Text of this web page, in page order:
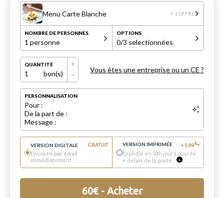
Menu Carte Blanche + 1 OFFRE
NOMBRE DE PERSONNES
1 personne
OPTIONS
0/3 selectionnées
QUANTITÉ
1 bon(s) Vous êtes une entreprise ou un CE ?
PERSONNALISATION
Pour :
De la part de :
Message :
VERSION DIGITALE GRATUIT
Envoyée par email
immédiatement
VERSION IMPRIMÉE +5.99€*
Expédié en 24h jours ouvrés
+ délais de la poste.
60€- Acheter